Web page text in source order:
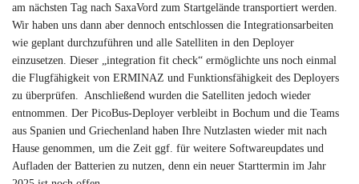
am nächsten Tag nach SaxaVord zum Startgelände transportiert werden.
Wir haben uns dann aber dennoch entschlossen die Integrationsarbeiten
wie geplant durchzuführen und alle Satelliten in den Deployer
einzusetzen. Dieser „integration fit check“ ermöglichte uns noch einmal
die Flugfähigkeit von ERMINAZ und Funktionsfähigkeit des Deployers
zu überprüfen. Anschließend wurden die Satelliten jedoch wieder
entnommen. Der PicoBus-Deployer verbleibt in Bochum und die Teams
aus Spanien und Griechenland haben Ihre Nutzlasten wieder mit nach
Hause genommen, um die Zeit ggf. für weitere Softwareupdates und
Aufladen der Batterien zu nutzen, denn ein neuer Starttermin im Jahr